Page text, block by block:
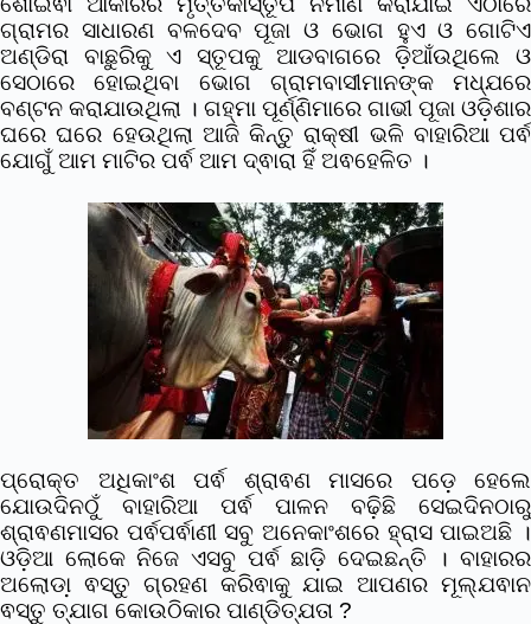
ଗ୍ରାମର ସାଧାରଣ ବଳଦେବ ପୂଜା ଓ ଭୋଗ ହୁଏ ଓ ଗୋଟିଏ
ଅଣ୍ଡିରା ବାଛୁରିକୁ ଏ ସ୍ତୂପକୁ ଆଡବାଗରେ ଡ଼ିଆଁଉଥିଲେ ଓ
ସେଠାରେ ହୋଇଥିବା ଭୋଗ ଗ୍ରାମବାସୀମାନଙ୍କ ମଧ୍ଯରେ
ବଣ୍ଟନ କରାଯାଉଥିଲା । ଗହ୍ମା ପୂର୍ଣ୍ଣିମାରେ ଗାଭୀ ପୂଜା ଓଡ଼ିଶାର
ଘରେ ଘରେ ହେଉଥିଲା ଆଜି କିନ୍ତୁ ରାକ୍ଷୀ ଭଳି ବାହାରିଆ ପର୍ଵ
ଯୋଗୁଁ ଆମ ମାଟିର ପର୍ଵ ଆମ ଦ୍ଵାରା ହିଁ ଅଵହେଳିତ ।
ପ୍ରୋକ୍ତ ଅଧିକାଂଶ ପର୍ଵ ଶ୍ରାଵଣ ମାସରେ ପଡ଼େ ହେଲେ
ଯୋଉଦିନଠୁଁ ବାହାରିଆ ପର୍ଵ ପାଳନ ବଢି଼ଛି ସେଇଦିନଠାରୁ
ଶ୍ରାଵଣମାସର ପର୍ଵପର୍ଵାଣୀ ସବୁ ଅନେକାଂଶରେ ହ୍ରାସ ପାଇଅଛି ।
ଓଡ଼ିଆ ଲୋକେ ନିଜେ ଏସବୁ ପର୍ଵ ଛାଡ଼ି ଦେଇଛନ୍ତି । ବାହାରର
ଅଲୋଡା଼ ଵସ୍ତୁ ଗ୍ରହଣ କରିଵାକୁ ଯାଇ ଆପଣର ମୂଲ୍ଯଵାନ
ଵସ୍ତୁ ତ୍ଯାଗ କୋଉଠିକାର ପାଣ୍ଡିତ୍ଯତା ?